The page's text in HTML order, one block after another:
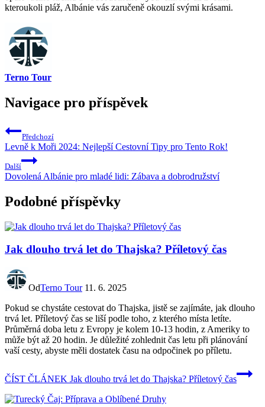
kteroukoli​ pláž, Albánie vás zaručeně okouzlí svými krásami.
Terno Tour
Navigace pro příspěvek
Předchozí
Levně k Moři 2024: Nejlepší Cestovní Tipy pro Tento Rok!
Další
Dovolená Albánie pro mladé lidi: Zábava a dobrodružství
Podobné příspěvky
Jak dlouho trvá let do Thajska? Příletový čas
OdTerno Tour 11. 6. 2025
Pokud se chystáte cestovat do Thajska, jistě se zajímáte, jak dlouho
trvá let. Příletový čas se liší podle toho, z kterého místa letíte.
Průměrná doba letu z Evropy je kolem 10-13 hodin, z Ameriky to
může být až 20 hodin. Je důležité zohlednit čas letu při plánování
vaší cesty, abyste měli dostatek času na odpočinek po příletu.
ČÍST ČLÁNEK Jak dlouho trvá let do Thajska? Příletový čas